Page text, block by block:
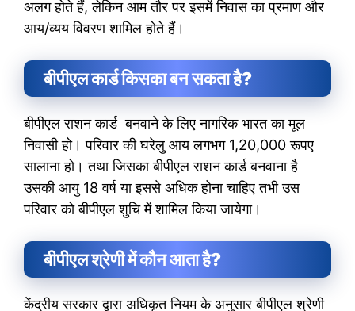
अलग होते हैं, लेकिन आम तौर पर इसमें निवास का प्रमाण और
आय/व्यय विवरण शामिल होते हैं।
बीपीएल कार्ड किसका बन सकता है?
बीपीएल राशन कार्ड बनवाने के लिए नागरिक भारत का मूल
निवासी हो। परिवार की घरेलु आय लगभग 1,20,000 रूपए
सालाना हो। तथा जिसका बीपीएल राशन कार्ड बनवाना है
उसकी आयु 18 वर्ष या इससे अधिक होना चाहिए तभी उस
परिवार को बीपीएल शुचि में शामिल किया जायेगा।
बीपीएल श्रेणी में कौन आता है?
केंद्रीय सरकार द्वारा अधिकृत नियम के अनुसार बीपीएल श्रेणी